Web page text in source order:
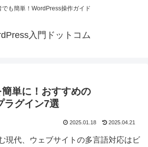
でも簡単！WordPress操作ガイド
入門ドットコム
単に！おすすめの
グイン7選
2025.01.18 2025.04.21
現代、ウェブサイトの多言語対応はビ